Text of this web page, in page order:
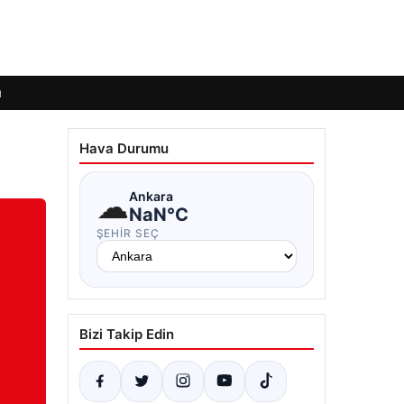
Hava Durumu
☁Ankara
NaN°C
ŞEHIR SEÇ
Bizi Takip Edin